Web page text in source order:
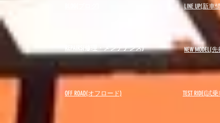
LINE UP(新車
REPAIRS(修理・メンテナンス) NEW MODEL(先
OFF ROAD(オフロード) ​TEST RIDE(試